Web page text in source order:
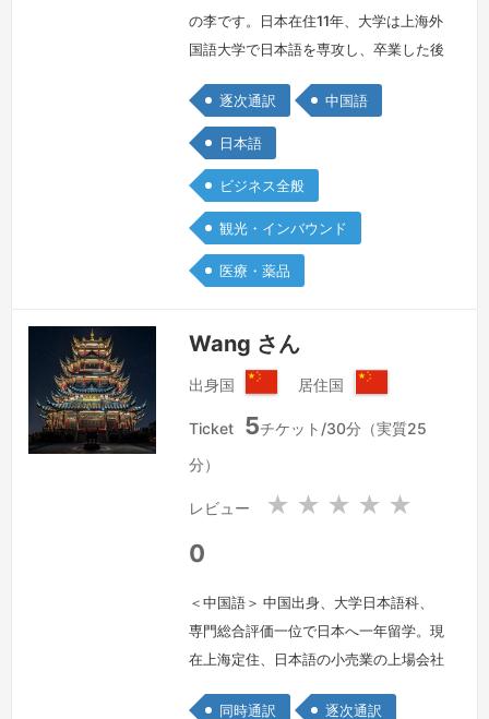
の李です。日本在住11年、大学は上海外
国語大学で日本語を専攻し、卒業した後
の後、来日して通訳として働いて、日々
自分自身の言語力を磨いています。幅広
い分野の対応が可能になり、主にビジネ
ス、医療、司法、観光文化、自動車産業
が得意分野です。 現在、ある業界トッ
プ実績の遠隔通訳会社で逐次通訳や、オ
ンライン会議通訳者を担当しておりま
逐次通訳 中国語
日本語
ビジネス全般
観光・インバウンド
医療・薬品
Wang さん
出身国
華
共
居住国
華
共
Ticket 5チケット/30分（実質25
分）
レビュー ★ ★ ★ ★ ★
0
＜中国語＞ 中国出身、大学日本語科、
専門総合評価一位で日本へ一年留学。現
在上海定住、日本語の小売業の上場会社
経験 続きを見る »
同時通訳 逐次通訳